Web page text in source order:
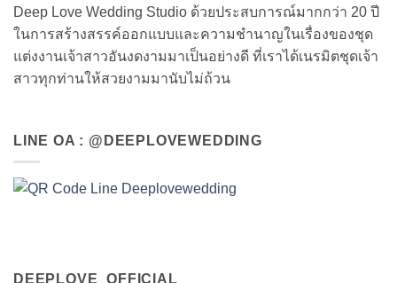
Deep Love Wedding Studio ด้วยประสบการณ์มากกว่า 20 ปี
ในการสร้างสรรค์ออกแบบและความชำนาญในเรื่องของชุด
แต่งงานเจ้าสาวอันงดงามมาเป็นอย่างดี ที่เราได้เนรมิตชุดเจ้า
สาวทุกท่านให้สวยงามมานับไม่ถ้วน
LINE OA : @DEEPLOVEWEDDING
DEEPLOVE_OFFICIAL